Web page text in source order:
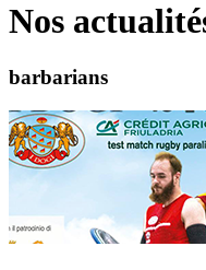
Nos
barbarians